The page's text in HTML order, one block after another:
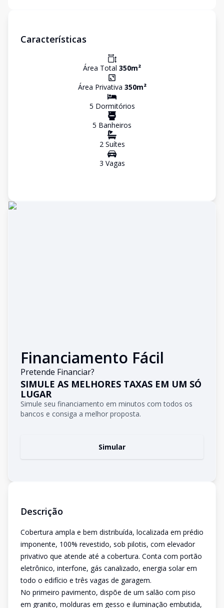
Características
Área Total 350m²
Área Privativa 350m²
5 Dormitórios
5 Banheiros
2Suítes
3 Vagas
Financiamento Fácil
Pretende Financiar?
SIMULE AS MELHORES TAXAS EM UM SÓ
LUGAR
Simule seu financiamento em minutos com todos os
bancos e consiga a melhor proposta.
Simular
Descrição
Cobertura ampla e bem distribuída, localizada em prédio
imponente, 100% revestido, sob pilotis, com elevador
privativo que atende até a cobertura. Conta com portão
eletrônico, interfone, gás canalizado, energia solar em
todo o edifício e três vagas de garagem.
No primeiro pavimento, dispõe de um salão com piso
em granito, molduras em gesso e iluminação embutida,